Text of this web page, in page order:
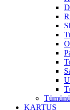
KARTUŞ